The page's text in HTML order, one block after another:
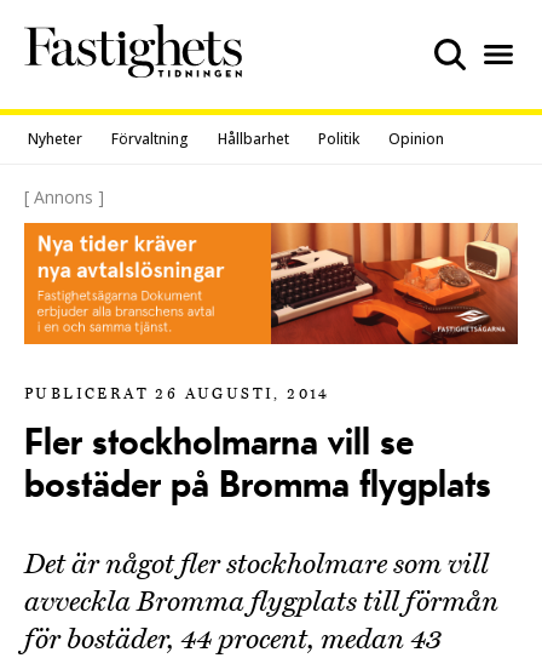
content
Nyheter Förvaltning Hållbarhet Politik Opinion
[ Annons ]
PUBLICERAT 26 AUGUSTI, 2014
Fler stockholmarna vill se
bostäder på Bromma flygplats
Det är något fler stockholmare som vill
avveckla Bromma flygplats till förmån
för bostäder, 44 procent, medan 43